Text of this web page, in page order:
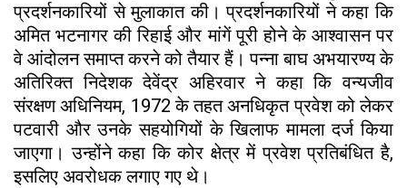
प्रदर्शनकारियों से मुलाकात की। प्रदर्शनकारियों ने कहा कि
अमित भटनागर की रिहाई और मांगें पूरी होने के आश्वासन पर
वे आंदोलन समाप्त करने को तैयार हैं। पन्ना बाघ अभयारण्य के
अतिरिक्त निदेशक देवेंद्र अहिरवार ने कहा कि वन्यजीव
संरक्षण अधिनियम, 1972 के तहत अनधिकृत प्रवेश को लेकर
पटवारी और उनके सहयोगियों के खिलाफ मामला दर्ज किया
जाएगा। उन्होंने कहा कि कोर क्षेत्र में प्रवेश प्रतिबंधित है,
इसलिए अवरोधक लगाए गए थे।